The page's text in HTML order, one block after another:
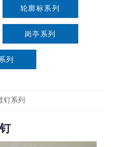
轮廓标系列
岗亭系列
列
钉系列